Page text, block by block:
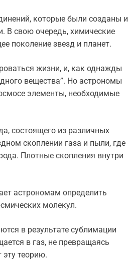
которые были созданы и
В свою очередь, химические
поколение звезд и планет.
жизни, и, как однажды
вещества”. Но астрономы
элементы, необходимые
состоящего из различных
скоплении газа и пыли, где
Плотные скопления внутри
астрономам определить
молекул.
в результате сублимации
в газ, не превращаясь
теорию.